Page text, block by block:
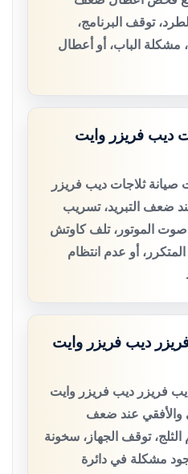
توقف البرنامج،
مشكلة الباب، أو أعطال
ديب فريزر وايت
صيانة ثلاجات ديب فريزر
ضعف التبريد، تسريب
صوت الموتور، تلف كاوتش
أو عدم انتظام
ديب فريزر وايت
فريزر ديب فريزر وايت
والأفقي عند ضعف
الثلج، توقف الجهاز، سخونة
مشكلة في دائرة